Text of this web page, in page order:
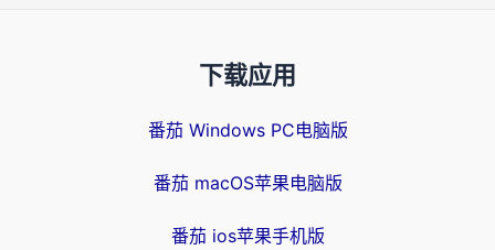
下载应用
番茄 Windows PC电脑版
番茄 macOS苹果电脑版
番茄 ios苹果手机版